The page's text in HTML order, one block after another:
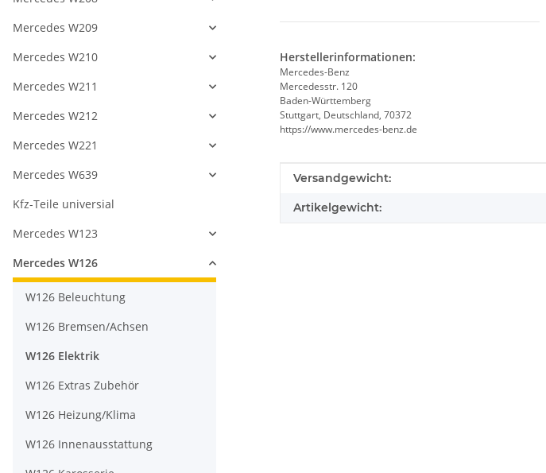
Herstellerinformationen:
Mercedes-Benz
Mercedesstr. 120
Baden-Württemberg
Stuttgart, Deutschland, 70372
https://www.mercedes-benz.de
Produkteigenschaft
Wert
Versandgewicht:
Artikelgewicht:
Mercedes W209
Mercedes W210
Mercedes W211
Mercedes W212
Mercedes W221
Mercedes W639
Kfz-Teile universial
Mercedes W123
Mercedes W126
W126 Beleuchtung
W126 Bremsen/Achsen
W126 Elektrik
W126 Extras Zubehör
W126 Heizung/Klima
W126 Innenausstattung